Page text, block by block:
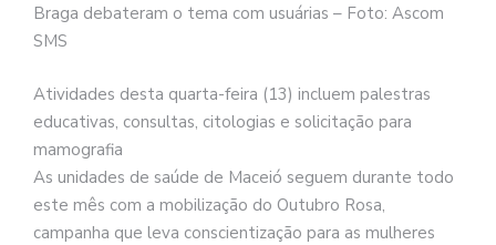
Braga debateram o tema com usuárias – Foto: Ascom
SMS
Atividades desta quarta-feira (13) incluem palestras
educativas, consultas, citologias e solicitação para
mamografia
As unidades de saúde de Maceió seguem durante todo
este mês com a mobilização do Outubro Rosa,
campanha que leva conscientização para as mulheres